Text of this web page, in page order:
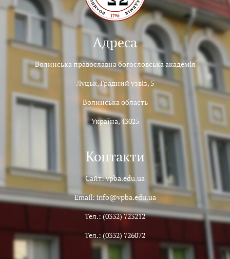
Адреса
Волинська православна богословська академія
Луцьк, Градний узвіз, 5
Волинська область
Україна, 43025
Контакти
Сайт: vpba.edu.ua
Email: info@vpba.edu.ua
Тел.: (0332) 723212
Тел.: (0332) 726072